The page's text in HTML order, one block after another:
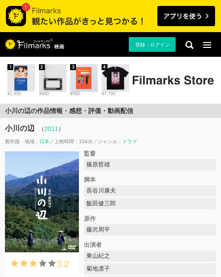
映画 登録・ログイン
¥1,650
1
¥990
2
¥990
3
¥7,700
4
小川の辺の作品情報・感想・評価・動画配信
小川の辺 （2011 ）
製作国・地域： 日本 上映時間：104分 ジャンル： ドラマ
3.2
監督
篠原哲雄
脚本
長谷川康夫
飯田健三郎
原作
藤沢周平
出演者
東山紀之
菊地凛子